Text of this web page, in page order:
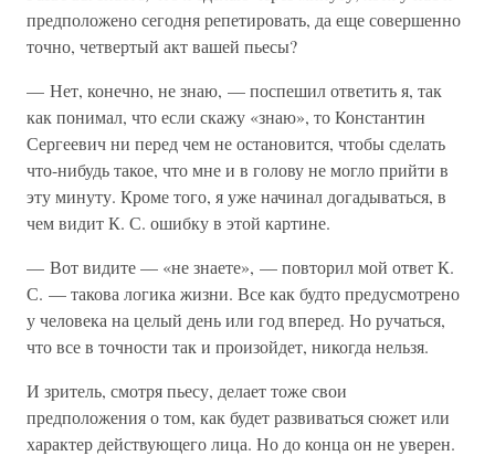
предположено сегодня репетировать, да еще совершенно
точно, четвертый акт вашей пьесы?
— Нет, конечно, не знаю, — поспешил ответить я, так
как понимал, что если скажу «знаю», то Константин
Сергеевич ни перед чем не остановится, чтобы сделать
что-нибудь такое, что мне и в голову не могло прийти в
эту минуту. Кроме того, я уже начинал догадываться, в
чем видит К. С. ошибку в этой картине.
— Вот видите — «не знаете», — повторил мой ответ К.
С. — такова логика жизни. Все как будто предусмотрено
у человека на целый день или год вперед. Но ручаться,
что все в точности так и произойдет, никогда нельзя.
И зритель, смотря пьесу, делает тоже свои
предположения о том, как будет развиваться сюжет или
характер действующего лица. Но до конца он не уверен.